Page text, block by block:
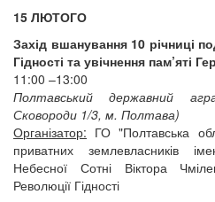
15 ЛЮТОГО
Захід вшанування 10 річниці
Гідності та увічнення пам’яті
11:00 –13:00
Полтавський державний
Сковороди 1/3, м. Полтава)
Організатор: ГО "Полтавська
приватних землевласників
Небесної Сотні Віктора
Революції Гідності